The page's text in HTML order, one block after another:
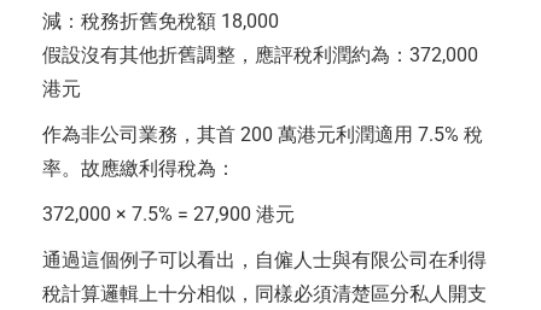
減：稅務折舊免稅額 18,000
假設沒有其他折舊調整，應評稅利潤約為：372,000
港元
作為非公司業務，其首 200 萬港元利潤適用 7.5% 稅
率。故應繳利得稅為：
372,000 × 7.5% = 27,900 港元
通過這個例子可以看出，自僱人士與有限公司在利得
稅計算邏輯上十分相似，同樣必須清楚區分私人開支